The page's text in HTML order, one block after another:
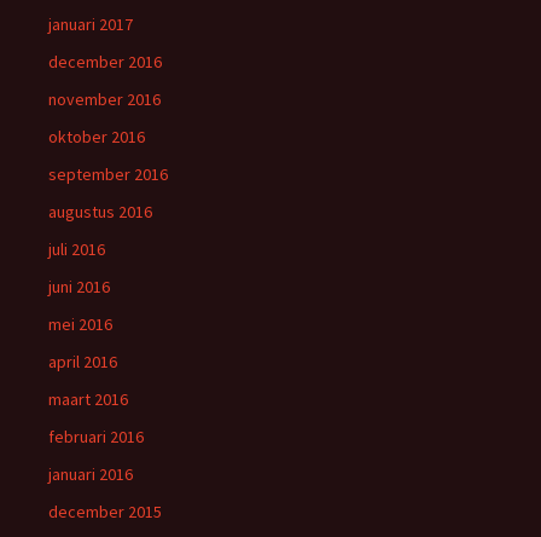
januari 2017
december 2016
november 2016
oktober 2016
september 2016
augustus 2016
juli 2016
juni 2016
mei 2016
april 2016
maart 2016
februari 2016
januari 2016
december 2015